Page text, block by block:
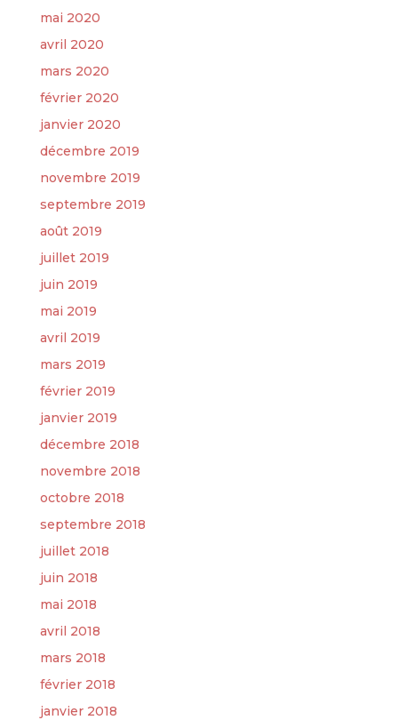
mai 2020
avril 2020
mars 2020
février 2020
janvier 2020
décembre 2019
novembre 2019
septembre 2019
août 2019
juillet 2019
juin 2019
mai 2019
avril 2019
mars 2019
février 2019
janvier 2019
décembre 2018
novembre 2018
octobre 2018
septembre 2018
juillet 2018
juin 2018
mai 2018
avril 2018
mars 2018
février 2018
janvier 2018